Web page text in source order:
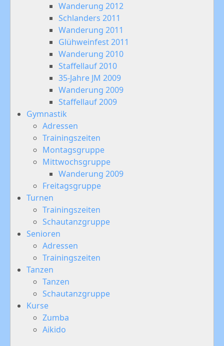
Wanderung 2012
Schlanders 2011
Wanderung 2011
Glühweinfest 2011
Wanderung 2010
Staffellauf 2010
35-Jahre JM 2009
Wanderung 2009
Staffellauf 2009
Gymnastik
Adressen
Trainingszeiten
Montagsgruppe
Mittwochsgruppe
Wanderung 2009
Freitagsgruppe
Turnen
Trainingszeiten
Schautanzgruppe
Senioren
Adressen
Trainingszeiten
Tanzen
Tanzen
Schautanzgruppe
Kurse
Zumba
Aikido